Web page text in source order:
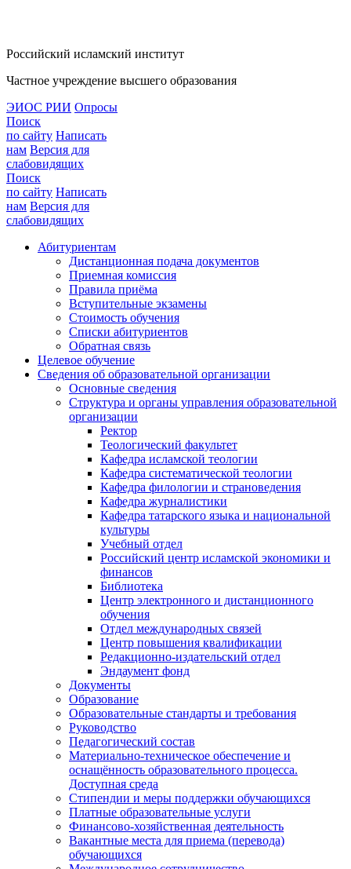
Российский исламский институт
Частное учреждение высшего образования
ЭИОС РИИ Опросы
Поиск
по сайту Написать
нам Версия для
слабовидящих
Поиск
по сайту Написать
нам Версия для
слабовидящих
Абитуриентам
Дистанционная подача документов
Приемная комиссия
Правила приёма
Вступительные экзамены
Стоимость обучения
Списки абитуриентов
Обратная связь
Целевое обучение
Сведения об образовательной организации
Основные сведения
Структура и органы управления образовательной
организации
Ректор
Теологический факультет
Кафедра исламской теологии
Кафедра систематической теологии
Кафедра филологии и страноведения
Кафедра журналистики
Кафедра татарского языка и национальной
культуры
Учебный отдел
Российский центр исламской экономики и
финансов
Библиотека
Центр электронного и дистанционного
обучения
Отдел международных связей
Центр повышения квалификации
Редакционно-издательский отдел
Эндаумент фонд
Документы
Образование
Образовательные стандарты и требования
Руководство
Педагогический состав
Материально-техническое обеспечение и
оснащённость образовательного процесса.
Доступная среда
Стипендии и меры поддержки обучающихся
Платные образовательные услуги
Финансово-хозяйственная деятельность
Вакантные места для приема (перевода)
обучающихся